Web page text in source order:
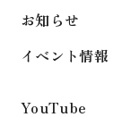
お知らせ
イベント情報
YouTube